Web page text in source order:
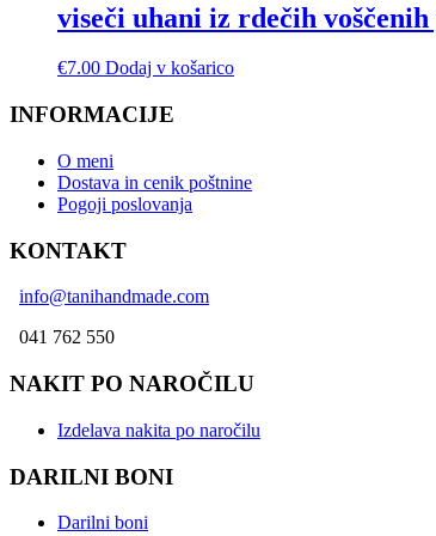
viseči uhani iz rdečih
€7.00 Dodaj v košarico
INFORMACIJE
O meni
Dostava in cenik poštnine
Pogoji poslovanja
KONTAKT
info@tanihandmade.com
041 762 550
NAKIT PO NAROČILU
Izdelava nakita po naročilu
DARILNI BONI
Darilni boni